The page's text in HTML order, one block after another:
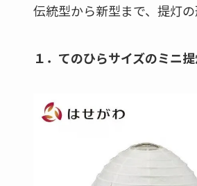
伝統型から新型まで、提灯
１．てのひらサイズのミニ